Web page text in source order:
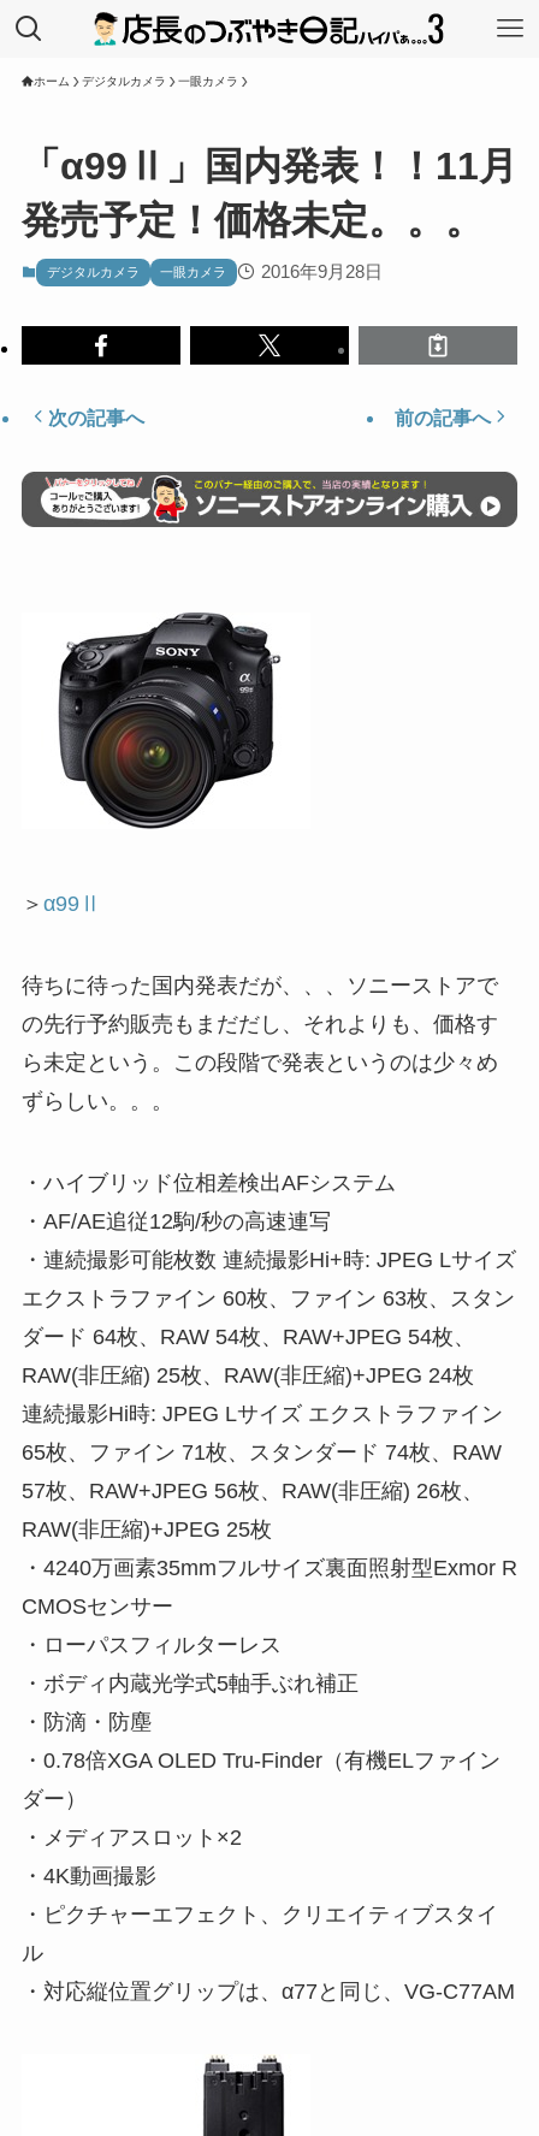
ホーム デジタルカメラ 一眼カメラ
「α99Ⅱ」国内発表！！11月
発売予定！価格未定。。。
デジタルカメラ 一眼カメラ 2016年9月28日
次の記事へ 前の記事へ
＞ α99Ⅱ
待ちに待った国内発表だが、、、ソニーストアで
の先行予約販売もまだだし、それよりも、価格す
ら未定という。この段階で発表というのは少々め
ずらしい。。。
・ハイブリッド位相差検出AFシステム
・AF/AE追従12駒/秒の高速連写
・連続撮影可能枚数 連続撮影Hi+時: JPEG Lサイズ
エクストラファイン 60枚、ファイン 63枚、スタン
ダード 64枚、RAW 54枚、RAW+JPEG 54枚、
RAW(非圧縮) 25枚、RAW(非圧縮)+JPEG 24枚
連続撮影Hi時: JPEG Lサイズ エクストラファイン
65枚、ファイン 71枚、スタンダード 74枚、RAW
57枚、RAW+JPEG 56枚、RAW(非圧縮) 26枚、
RAW(非圧縮)+JPEG 25枚
・4240万画素35mmフルサイズ裏面照射型Exmor R
CMOSセンサー
・ローパスフィルターレス
・ボディ内蔵光学式5軸手ぶれ補正
・防滴・防塵
・0.78倍XGA OLED Tru-Finder（有機ELファイン
ダー）
・メディアスロット×2
・4K動画撮影
・ピクチャーエフェクト、クリエイティブスタイ
ル
・対応縦位置グリップは、α77と同じ、VG-C77AM